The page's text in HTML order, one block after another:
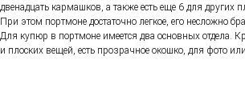
двенадцать кармашков, а также есть еще 6 для других
При этом портмоне достаточно легкое, его несложно
Для купюр в портмоне имеется два основных отдела.
и плоских вещей, есть прозрачное окошко, для фото